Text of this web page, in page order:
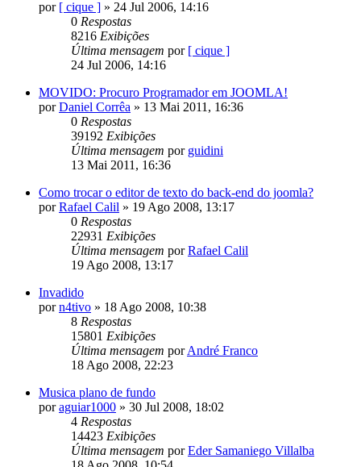
por [ cique ] » 24 Jul 2006, 14:16
0 Respostas
8216 Exibições
Última mensagem por [ cique ]
24 Jul 2006, 14:16
MOVIDO: Procuro Programador em JOOMLA!
porDaniel Corrêa » 13 Mai 2011, 16:36
0 Respostas
39192 Exibições
Última mensagem por guidini
13 Mai 2011, 16:36
Como trocar o editor de texto do back-end do joomla?
porRafael Calil » 19 Ago 2008, 13:17
0 Respostas
22931 Exibições
Última mensagem porRafael Calil
19 Ago 2008, 13:17
Invadido
porn4tivo » 18 Ago 2008, 10:38
8 Respostas
15801 Exibições
Última mensagem porAndré Franco
18 Ago 2008, 22:23
Musica plano de fundo
poraguiar1000 » 30 Jul 2008, 18:02
4 Respostas
14423 Exibições
Última mensagem porEder Samaniego Villalba